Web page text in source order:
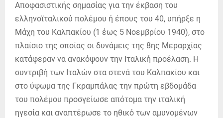
Αποφασιστικής σημασίας για την έκβαση του
ελληνοϊταλικού πολέμου ή έπους του 40, υπήρξε η
Μάχη του Καλπακίου (1 έως 5 Νοεμβρίου 1940), στο
πλαίσιο της οποίας οι δυνάμεις της 8ης Μεραρχίας
κατάφεραν να ανακόψουν την Ιταλική προέλαση. Η
συντριβή των Ιταλών στα στενά του Καλπακίου και
στο ύψωμα της Γκραμπάλας την πρώτη εβδομάδα
του πολέμου προσγείωσε απότομα την ιταλική
ηγεσία και αναπτέρωσε το ηθικό των αμυνομένων